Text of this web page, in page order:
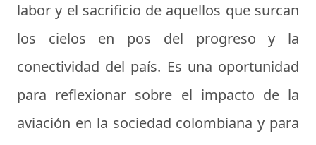
labor y el sacrificio de aquellos que surcan
los cielos en pos del progreso y la
conectividad del país. Es una oportunidad
para reflexionar sobre el impacto de la
aviación en la sociedad colombiana y para